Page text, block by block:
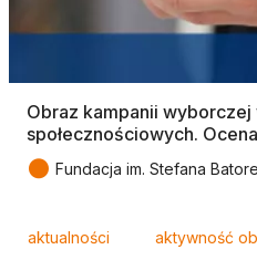
Obraz kampanii wyborczej
społecznościowych.
● Fundacja im. Stefana
aktualności aktywność